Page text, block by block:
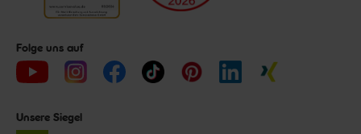
Folge uns auf
Unsere Siegel